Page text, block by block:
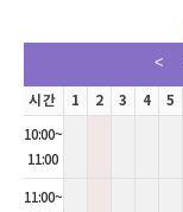
<
시간 1 2 3 4 5
10:00~
11:00
11:00~